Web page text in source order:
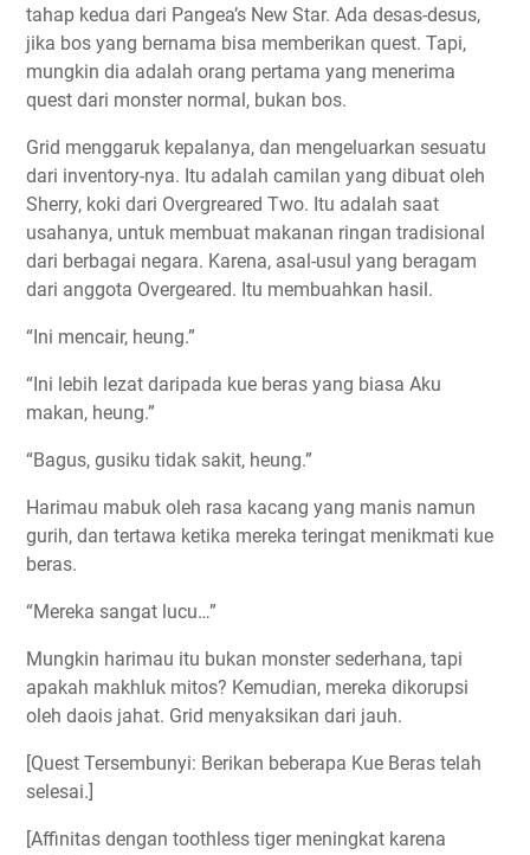
tahap kedua dari Pangea’s New Star. Ada desas-desus,
jika bos yang bernama bisa memberikan quest. Tapi,
mungkin dia adalah orang pertama yang menerima
quest dari monster normal, bukan bos.
Grid menggaruk kepalanya, dan mengeluarkan sesuatu
dari inventory-nya. Itu adalah camilan yang dibuat oleh
Sherry, koki dari Overgreared Two. Itu adalah saat
usahanya, untuk membuat makanan ringan tradisional
dari berbagai negara. Karena, asal-usul yang beragam
dari anggota Overgeared. Itu membuahkan hasil.
“Ini mencair, heung.”
“Ini lebih lezat daripada kue beras yang biasa Aku
makan, heung.”
“Bagus, gusiku tidak sakit, heung.”
Harimau mabuk oleh rasa kacang yang manis namun
gurih, dan tertawa ketika mereka teringat menikmati kue
beras.
“Mereka sangat lucu…”
Mungkin harimau itu bukan monster sederhana, tapi
apakah makhluk mitos? Kemudian, mereka dikorupsi
oleh daois jahat. Grid menyaksikan dari jauh.
[Quest Tersembunyi: Berikan beberapa Kue Beras telah
selesai.]
[Affinitas dengan toothless tiger meningkat karena